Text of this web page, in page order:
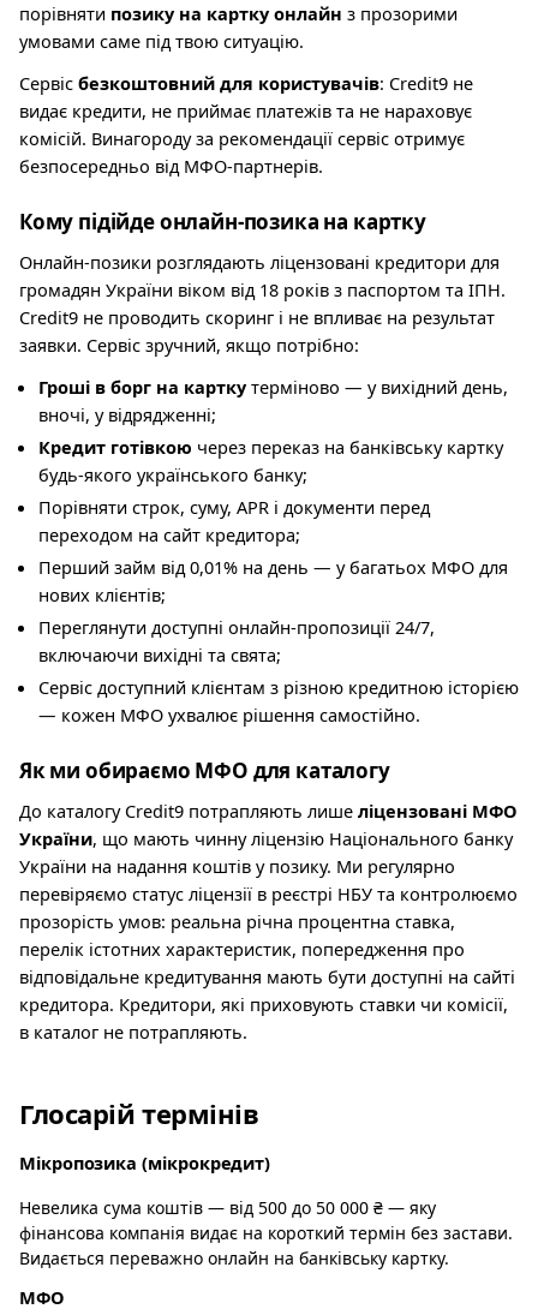
порівняти позику на картку онлайн з прозорими
умовами саме під твою ситуацію.
Сервіс безкоштовний для користувачів: Credit9 не
видає кредити, не приймає платежів та не нараховує
комісій. Винагороду за рекомендації сервіс отримує
безпосередньо від МФО-партнерів.
Кому підійде онлайн-позика на картку
Онлайн-позики розглядають ліцензовані кредитори для
громадян України віком від 18 років з паспортом та ІПН.
Credit9 не проводить скоринг і не впливає на результат
заявки. Сервіс зручний, якщо потрібно:
Гроші в борг на карткутерміново — у вихідний день,
вночі, у відрядженні;
Кредит готівкою через переказ на банківську картку
будь-якого українського банку;
Порівняти строк, суму, APR і документи перед
переходом на сайт кредитора;
Перший займ від 0,01% на день — у багатьох МФО для
нових клієнтів;
Переглянути доступні онлайн-пропозиції 24/7,
включаючи вихідні та свята;
Сервіс доступний клієнтам з різною кредитною історією
— кожен МФО ухвалює рішення самостійно.
Як ми обираємо МФО для каталогу
До каталогу Credit9 потрапляють лише ліцензовані МФО
України, що мають чинну ліцензію Національного банку
України на надання коштів у позику. Ми регулярно
перевіряємо статус ліцензії в реєстрі НБУ та контролюємо
прозорість умов: реальна річна процентна ставка,
перелік істотних характеристик, попередження про
відповідальне кредитування мають бути доступні на сайті
кредитора. Кредитори, які приховують ставки чи комісії,
в каталог не потрапляють.
Глосарій термінів
Мікропозика (мікрокредит)
Невелика сума коштів — від 500 до 50 000 ₴ — яку
фінансова компанія видає на короткий термін без застави.
Видається переважно онлайн на банківську картку.
МФО